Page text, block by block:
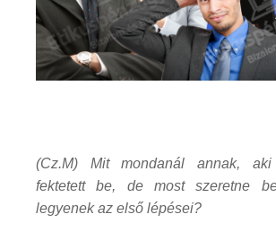
(Cz.M)
Mit mondanál annak,
fektetett be, de most szeretne
legyenek az első lépései?